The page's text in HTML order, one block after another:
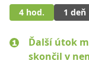
4 hod. 1 deň
Ďalší útok
skončil v